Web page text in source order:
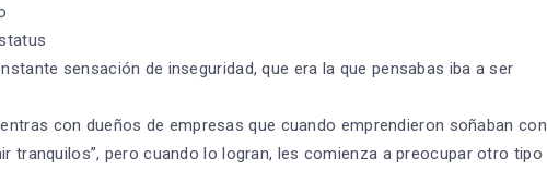
sensación de inseguridad, que era la que pensabas iba a ser
con dueños de empresas que cuando emprendieron soñaban con
tranquilos”, pero cuando lo logran, les comienza a preocupar otro tipo